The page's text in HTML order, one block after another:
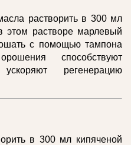
растворить в 300 мл
этом растворе марлевый
с помощью тампона
способствуют
регенерацию
в 300 мл кипяченой